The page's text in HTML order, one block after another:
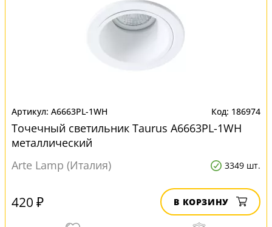
A6663PL-1WH 186974
Точечный светильник Taurus A6663PL-1WH
металлический
Arte Lamp (Италия)
3349 шт.
420 ₽ В КОРЗИНУ